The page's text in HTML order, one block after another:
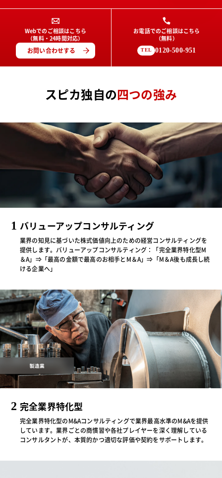
Webでのご相談はこちら
（無料・24時間対応）
お問い合わせする
お電話でのご相談はこちら
（無料）
TEL 0120-500-951
スピカ独自の四つの強み
1 バリューアップコンサルティング
業界の知見に基づいた株式価値向上のための経営コンサルティングを
提供します。バリューアップコンサルティング：「完全業界特化型M
＆A」⇒「最高の金額で最高のお相手とM＆A」⇒「M＆A後も成長し続
ける企業へ」
2 完全業界特化型
完全業界特化型のM&Aコンサルティングで業界最高水準のM&Aを提供
しています。業界ごとの商慣習や各社プレイヤーを深く理解している
コンサルタントが、本質的かつ適切な評価や契約をサポートします。